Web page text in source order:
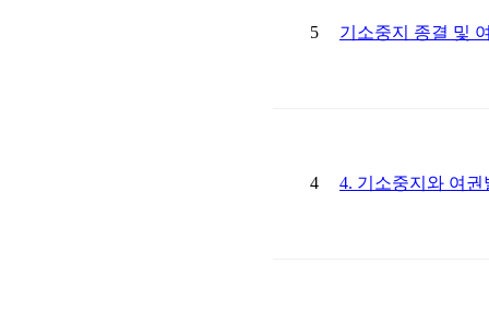
5 기소중지 종결 및
4 4. 기소중지와 여권